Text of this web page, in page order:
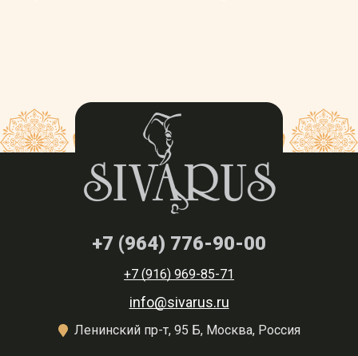
+7 (964) 776-90-00
+7 (916) 969-85-71
info@sivarus.ru
Ленинский пр-т, 95 Б, Москва, Россия